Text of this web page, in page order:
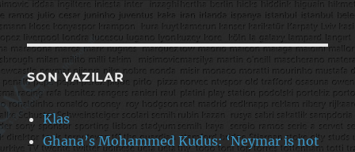
SON YAZILAR
Klas
Ghana’s Mohammed Kudus: ‘Neymar is not